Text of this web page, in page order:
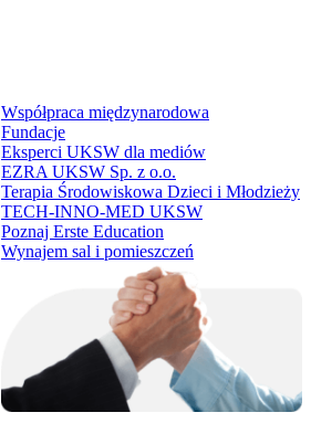
Współpraca międzynarodowa
Fundacje
Eksperci UKSW dla mediów
EZRA UKSW Sp. z o.o.
Terapia Środowiskowa Dzieci i Młodzieży
TECH-INNO-MED UKSW
Poznaj Erste Education
Wynajem sal i pomieszczeń